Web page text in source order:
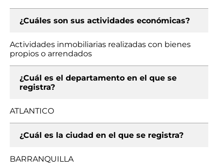
¿Cuáles son sus actividades económicas?
Actividades inmobiliarias realizadas con bienes
propios o arrendados
¿Cuál es el departamento en el que se
registra?
ATLANTICO
¿Cuál es la ciudad en el que se registra?
BARRANQUILLA